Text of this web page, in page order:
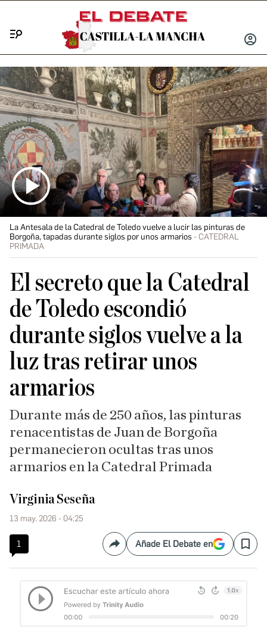
INICIAR
La Antesala de la Catedral de Toledo vuelve a lucir las pinturas de
Borgoña, tapadas durante siglos por unos armarios
CATEDRAL
PRIMADA
El secreto que la Catedral
de Toledo escondió
durante siglos vuelve a la
luz tras retirar unos
armarios
Durante más de 250 años, las pinturas
renacentistas de Juan de Borgoña
permanecieron ocultas tras unos
armarios en la Catedral Primada
Virginia Seseña
13 may. 2026 - 04:25
1 CompartirAñade El Debate en Save